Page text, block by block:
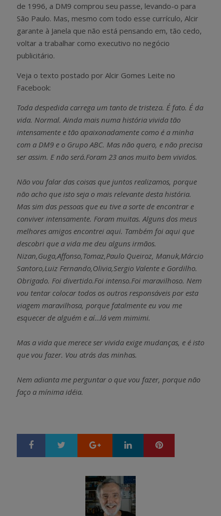
de 1996, a DM9 comprou seu passe, levando-o para
São Paulo. Mas, mesmo com todo esse currículo, Alcir
garante à Janela que não está pensando em, tão cedo,
voltar a trabalhar como executivo no negócio
publicitário.
Veja o texto postado por Alcir Gomes Leite no
Facebook:
Toda despedida carrega um tanto de tristeza. É fato. É da
vida. Normal. Ainda mais numa história vivida tão
intensamente e tão apaixonadamente como é a minha
com a DM9 e o Grupo ABC. Mas não quero, e não precisa
ser assim. E não será.Foram 23 anos muito bem vividos.
Não vou falar das coisas que juntos realizamos, porque
não acho que isto seja o mais relevante desta história.
Mas sim das pessoas que eu tive a sorte de encontrar e
conviver intensamente. Foram muitas. Alguns dos meus
melhores amigos encontrei aqui. Também foi aqui que
descobri que a vida me deu alguns irmãos.
Nizan,Guga,Affonso,Tomaz,Paulo Queiroz, Manuk,Márcio
Santoro,Luiz Fernando,Olivia,Sergio Valente e Gordilho.
Obrigado. Foi divertido.Foi intenso.Foi maravilhoso. Nem
vou tentar colocar todos os outros responsáveis por esta
viagem maravilhosa, porque fatalmente eu vou me
esquecer de alguém e aí…lá vem mimimi.
Mas a vida que merece ser vivida exige mudanças, e é isto
que vou fazer. Vou atrás das minhas.
Nem adianta me perguntar o que vou fazer, porque não
faço a mínima idéia.
Google+ LinkedIn